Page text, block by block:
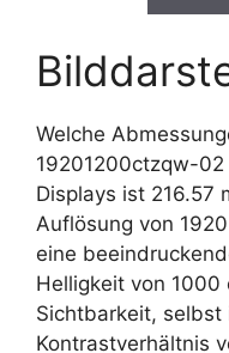
Welche
19201200ctzqw-02
Displays ist 216.57
Auflösung von
eine
Helligkeit von 1000
Sichtbarkeit, selbst
Kontrastverhältnis